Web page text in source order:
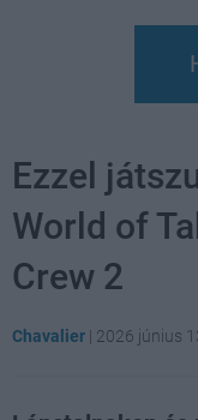
Ezzel
World of
Crew 2
Chavalier | 2026 június